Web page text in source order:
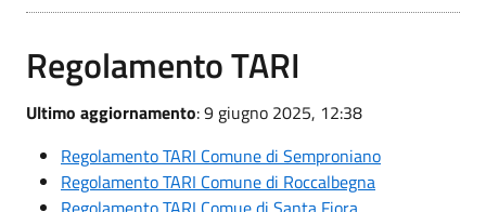
Regolamento TARI
Ultimo aggiornamento: 9 giugno 2025, 12:38
Regolamento TARI Comune di Semproniano
Regolamento TARI Comune di Roccalbegna